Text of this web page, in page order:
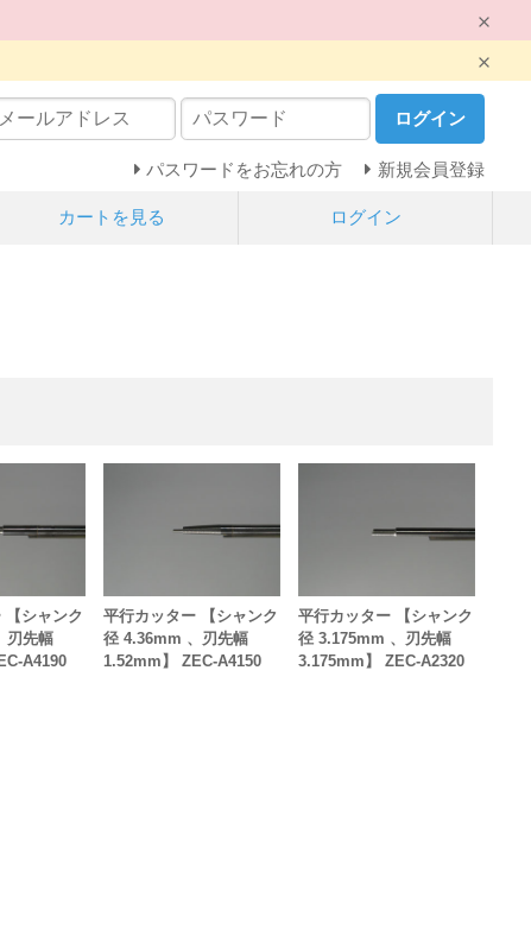
ログイン
パスワードをお忘れの方 新規会員登録
カートを見る ログイン
【シャンク
刃先幅
A4190
平行カッター 【シャンク
径 4.36mm 、刃先幅
1.52mm】 ZEC-A4150
平行カッター 【シャンク
径 3.175mm 、刃先幅
3.175mm】 ZEC-A2320